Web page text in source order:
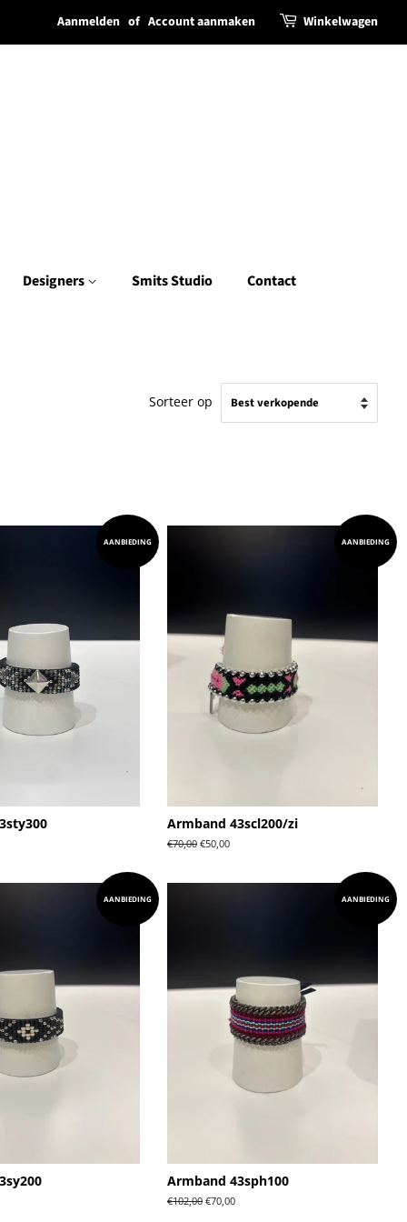
Aanmelden of Account aanmaken Winkelwagen
Designers Smits Studio Contact
Sorteer op
AANBIEDING AANBIEDING
Armband 43scl200/zi
Normale
€70,00 Aanbiedingsprijs
€50,00
AANBIEDING AANBIEDING
Armband 43sph100
Normale
€102,00 Aanbiedingsprijs
€70,00